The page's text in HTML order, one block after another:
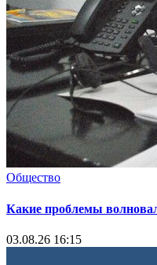
Общество
Какие проблемы
03.08.26 16:15